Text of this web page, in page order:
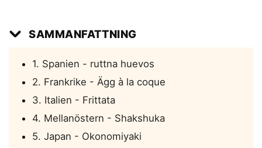
SAMMANFATTNING
1. Spanien - ruttna huevos
2. Frankrike - Ägg à la coque
3. Italien - Frittata
4. Mellanöstern - Shakshuka
5. Japan - Okonomiyaki